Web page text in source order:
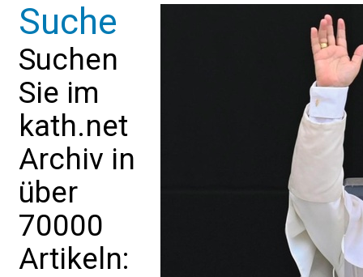
Suche
Suchen
Sie im
kath.net
Archiv in
über
70000
Artikeln: